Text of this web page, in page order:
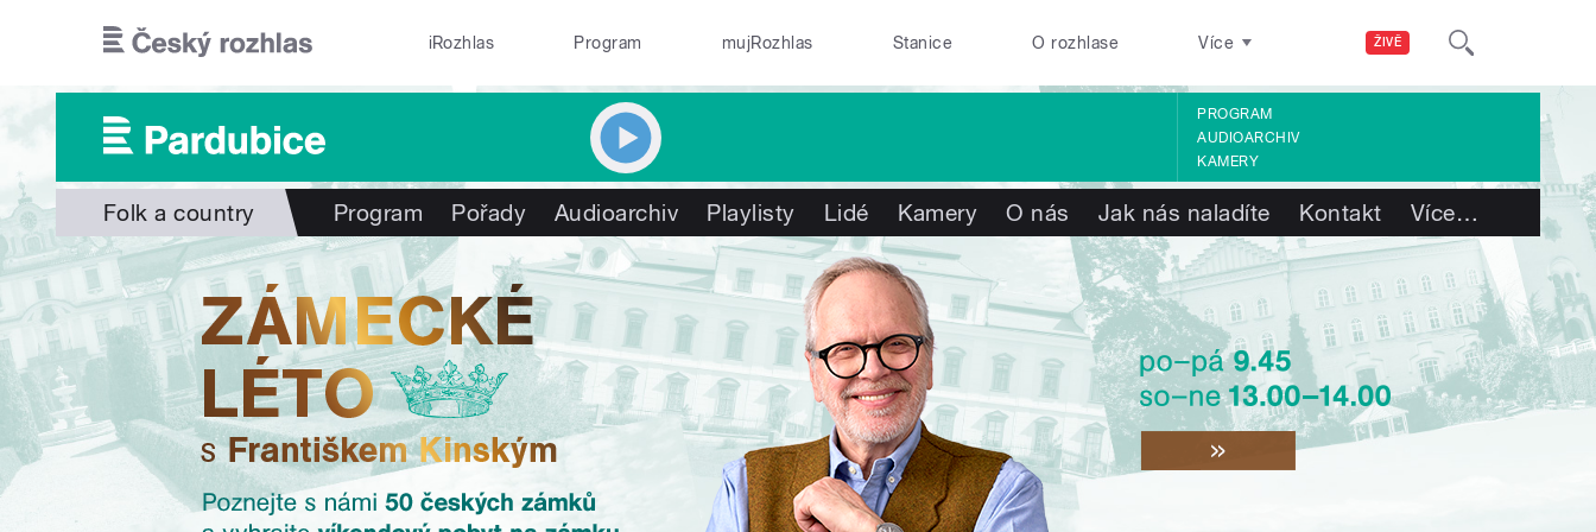
ŽIVĚ
iRozhlas Program mujRozhlas Stanice O rozhlase Více
PROGRAM
AUDIOARCHIV
KAMERY
Folk a country Program Pořady Audioarchiv Playlisty Lidé Kamery O nás Jak nás naladíte Kontakt Více…